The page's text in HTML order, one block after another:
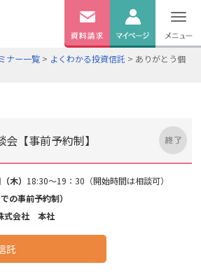
無料資料 ログイン
ナー一覧 > よくわかる投資信託 > ありがとう個
【事前予約制】
木） 18:30～19：30（開始時間は相談可）
の事前予約制）
式会社 本社
託